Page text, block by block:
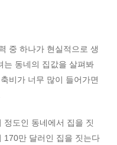
중 하나가 현실적으로 생
는 동네의 집값을 살펴봐
비가 너무 많이 들어가면
도인 동네에서 집을 짓
170만 달러인 집을 짓는다